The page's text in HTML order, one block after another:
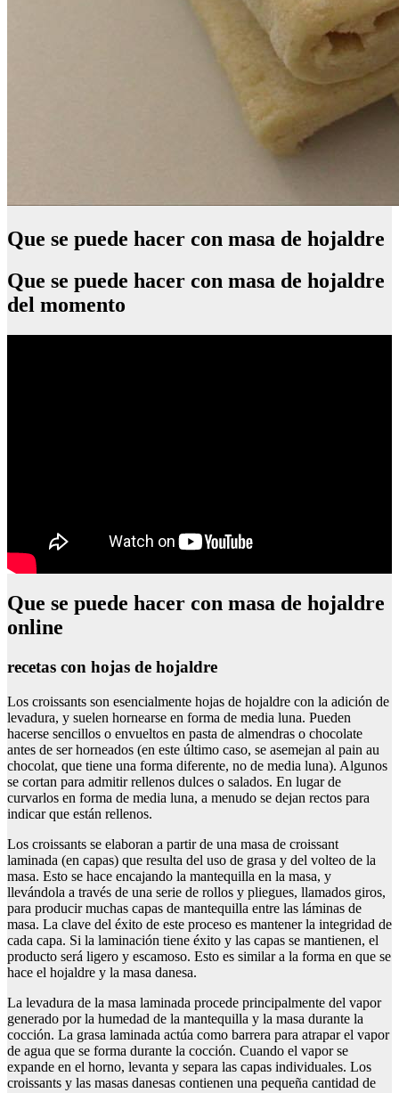
Que se puede hacer con masa de hojaldre
Que se puede hacer con masa de hojaldre
del momento
Que se puede hacer con masa de hojaldre
online
recetas con hojas de hojaldre
Los croissants son esencialmente hojas de hojaldre con la adición de
levadura, y suelen hornearse en forma de media luna. Pueden
hacerse sencillos o envueltos en pasta de almendras o chocolate
antes de ser horneados (en este último caso, se asemejan al pain au
chocolat, que tiene una forma diferente, no de media luna). Algunos
se cortan para admitir rellenos dulces o salados. En lugar de
curvarlos en forma de media luna, a menudo se dejan rectos para
indicar que están rellenos.
Los croissants se elaboran a partir de una masa de croissant
laminada (en capas) que resulta del uso de grasa y del volteo de la
masa. Esto se hace encajando la mantequilla en la masa, y
llevándola a través de una serie de rollos y pliegues, llamados giros,
para producir muchas capas de mantequilla entre las láminas de
masa. La clave del éxito de este proceso es mantener la integridad de
cada capa. Si la laminación tiene éxito y las capas se mantienen, el
producto será ligero y escamoso. Esto es similar a la forma en que se
hace el hojaldre y la masa danesa.
La levadura de la masa laminada procede principalmente del vapor
generado por la humedad de la mantequilla y la masa durante la
cocción. La grasa laminada actúa como barrera para atrapar el vapor
de agua que se forma durante la cocción. Cuando el vapor se
expande en el horno, levanta y separa las capas individuales. Los
croissants y las masas danesas contienen una pequeña cantidad de